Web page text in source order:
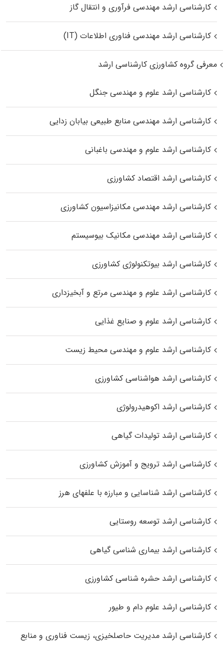
کارشناسی ارشد مهندسی فرآوری و انتقال گاز
کارشناسی ارشد مهندسی فناوری اطلاعات (IT)
معرفی گروه کشاورزی کارشناسی ارشد
کارشناسی ارشد علوم و مهندسی جنگل
کارشناسی ارشد مهندسی منابع طبیعی بیابان زدایی
کارشناسی ارشد علوم و مهندسی باغبانی
کارشناسی ارشد اقتصاد کشاورزی
کارشناسی ارشد مهندسی مکانیزاسیون کشاورزی
کارشناسی ارشد مهندسی مکانیک بیوسیستم
کارشناسی ارشد بیوتکنولوژی کشاورزی
کارشناسی ارشد علوم و مهندسی مرتع و آبخیزداری
کارشناسی ارشد علوم و صنایع غذایی
کارشناسی ارشد علوم و مهندسی محیط زیست
کارشناسی ارشد هواشناسی کشاورزی
کارشناسی ارشد اکوهیدرولوژی
کارشناسی ارشد تولیدات گیاهی
کارشناسی ارشد ترویج و آموزش کشاورزی
کارشناسی ارشد شناسایی و مبارزه با علفهای هرز
کارشناسی ارشد توسعه روستایی
کارشناسی ارشد بیماری‌ شناسی گیاهی
کارشناسی ارشد حشره‌ شناسی کشاورزی
کارشناسی ارشد علوم دام و طیور
کارشناسی ارشد مدیریت حاصلخیزی، زیست فناوری و منابع